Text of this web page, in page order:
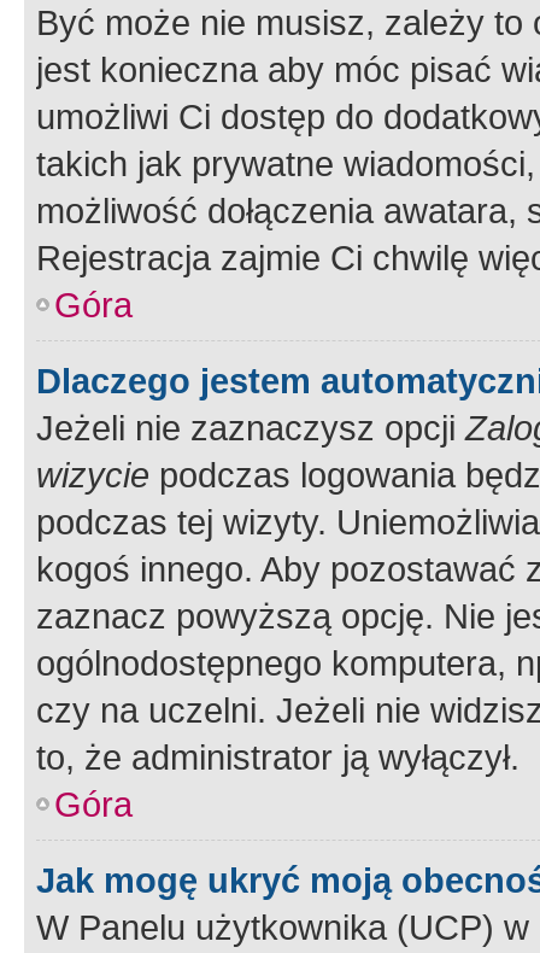
Być może nie musisz, zależy
jest konieczna aby móc pisać
umożliwi Ci dostęp do
takich jak prywatne
możliwość dołączenia
Rejestracja zajmie Ci chwilę
Góra
Dlaczego jestem
Jeżeli nie zaznaczysz opcji
wizycie podczas logowania
podczas tej wizyty.
kogoś innego. Aby pozostawać
zaznacz powyższą opcję. Nie
ogólnodostępnego komputera,
czy na uczelni. Jeżeli nie
to, że administrator ją wyłączył.
Góra
Jak mogę ukryć moją
W Panelu użytkownika (UCP) w